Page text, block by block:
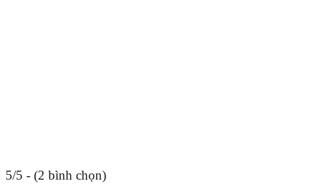
5/5 - (2 bình chọn)